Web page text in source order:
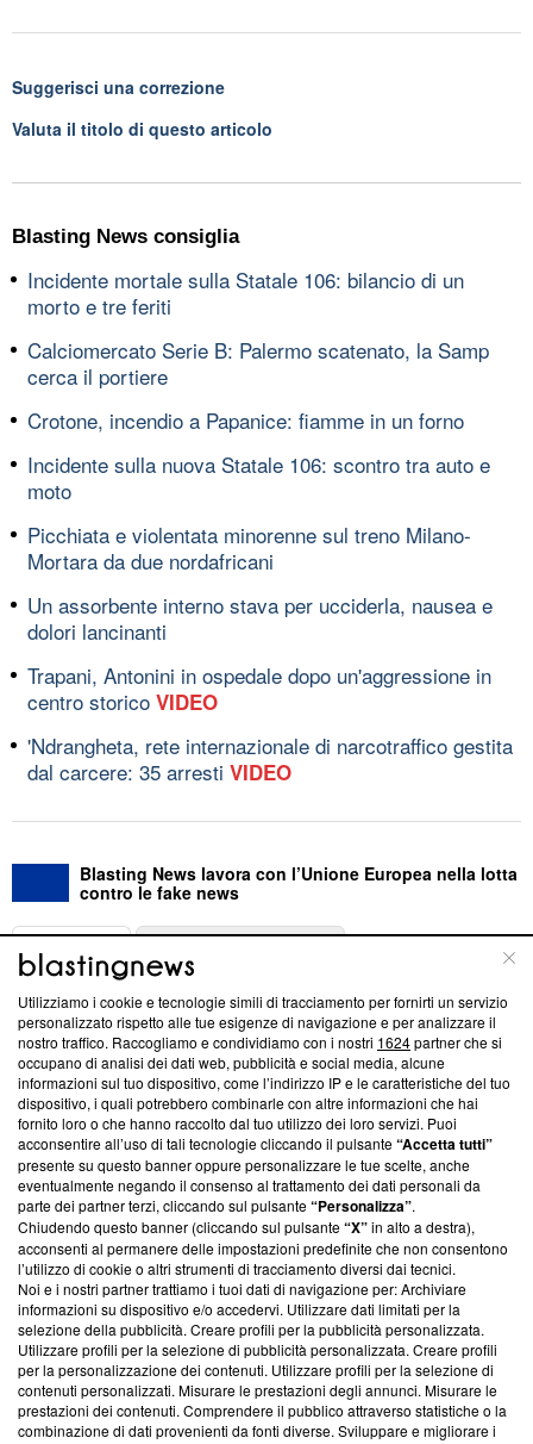
Suggerisci una correzione
Valuta il titolo di questo articolo
Blasting News consiglia
Incidente mortale sulla Statale 106: bilancio di un
morto e tre feriti
Calciomercato Serie B: Palermo scatenato, la Samp
cerca il portiere
Crotone, incendio a Papanice: fiamme in un forno
Incidente sulla nuova Statale 106: scontro tra auto e
moto
Picchiata e violentata minorenne sul treno Milano-
Mortara da due nordafricani
Un assorbente interno stava per ucciderla, nausea e
dolori lancinanti
Trapani, Antonini in ospedale dopo un'aggressione in
centro storico VIDEO
'Ndrangheta, rete internazionale di narcotraffico gestita
dal carcere: 35 arresti VIDEO
Blasting News lavora con l’Unione Europea nella lotta
contro le fake news
ABOUT
Questa sezione offre informazioni trasparenti su Blasting
News, sui nostri processi editoriali e su come ci impegniamo a
creare news di qualità. Inoltre, afferma la nostra aderenza a
‘Trust Project - News with Integrity’Blasting News non è
ancora membro del programma, ma ha richiesto di farne
parte; Trust Project non ha ancora effettuato una verifica di
conformità agli standard.
Su di noi
Team editoriale
Corporate
Redazione
Informativa Privacy
Cookie Policy
Utilizziamo i cookie e tecnologie simili di tracciamento per fornirti un servizio
personalizzato rispetto alle tue esigenze di navigazione e per analizzare il
nostro traffico. Raccogliamo e condividiamo con i nostri 1624partner che si
occupano di analisi dei dati web, pubblicità e social media, alcune
informazioni sul tuo dispositivo, come l’indirizzo IP e le caratteristiche del tuo
dispositivo, i quali potrebbero combinarle con altre informazioni che hai
fornito loro o che hanno raccolto dal tuo utilizzo dei loro servizi. Puoi
acconsentire all’uso di tali tecnologie cliccando il pulsante“Accetta tutti”
presente su questo banner oppure personalizzare le tue scelte, anche
eventualmente negando il consenso al trattamento dei dati personali da
parte dei partner terzi, cliccando sul pulsante“Personalizza”.
Chiudendo questo banner (cliccando sul pulsante“X”in alto a destra),
acconsenti al permanere delle impostazioni predefinite che non consentono
l’utilizzo di cookie o altri strumenti di tracciamento diversi dai tecnici.
Noi e i nostri partner trattiamo i tuoi dati di navigazione per: Archiviare
informazioni su dispositivo e/o accedervi. Utilizzare dati limitati per la
selezione della pubblicità. Creare profili per la pubblicità personalizzata.
Utilizzare profili per la selezione di pubblicità personalizzata. Creare profili
per la personalizzazione dei contenuti. Utilizzare profili per la selezione di
contenuti personalizzati. Misurare le prestazioni degli annunci. Misurare le
prestazioni dei contenuti. Comprendere il pubblico attraverso statistiche o la
combinazione di dati provenienti da fonti diverse. Sviluppare e migliorare i